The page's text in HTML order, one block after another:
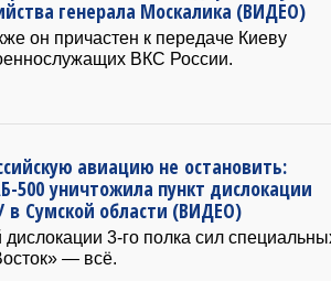
генерала Москалика (ВИДЕО)
он причастен к передаче Киеву
ВКС России.
авиацию не остановить:
500 уничтожила пункт дислокации
в Сумской области (ВИДЕО)
3-го полка сил
— всё.